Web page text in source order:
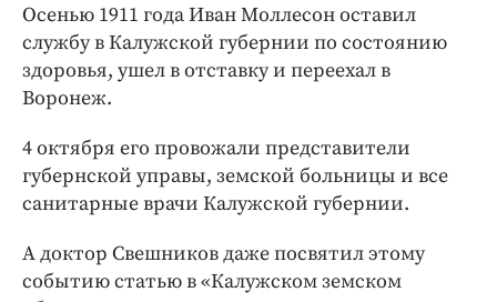
Осенью 1911 года Иван Моллесон оставил
службу в Калужской губернии по состоянию
здоровья, ушел в отставку и переехал в
Воронеж.
4 октября его провожали представители
губернской управы, земской больницы и все
санитарные врачи Калужской губернии.
А доктор Свешников даже посвятил этому
событию статью в «Калужском земском